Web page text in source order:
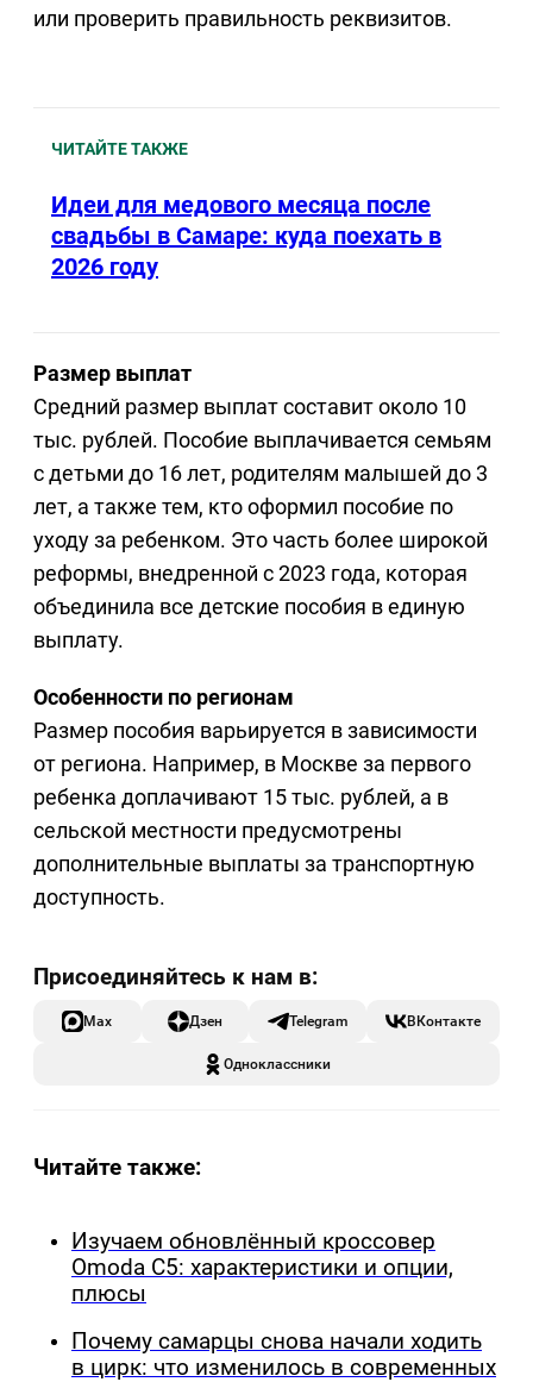
или проверить правильность реквизитов.
ЧИТАЙТЕ ТАКЖЕ
Идеи для медового месяца после
свадьбы в Самаре: куда поехать в
2026 году
Размер выплат
Средний размер выплат составит около 10
тыс. рублей. Пособие выплачивается семьям
с детьми до 16 лет, родителям малышей до 3
лет, а также тем, кто оформил пособие по
уходу за ребенком. Это часть более широкой
реформы, внедренной с 2023 года, которая
объединила все детские пособия в единую
выплату.
Особенности по регионам
Размер пособия варьируется в зависимости
от региона. Например, в Москве за первого
ребенка доплачивают 15 тыс. рублей, а в
сельской местности предусмотрены
дополнительные выплаты за транспортную
доступность.
Max Дзен Telegram ВКонтакте
Одноклассники
Читайте также:
Изучаем обновлённый кроссовер
Omoda C5: характеристики и опции,
плюсы
Почему самарцы снова начали ходить
в цирк: что изменилось в современных